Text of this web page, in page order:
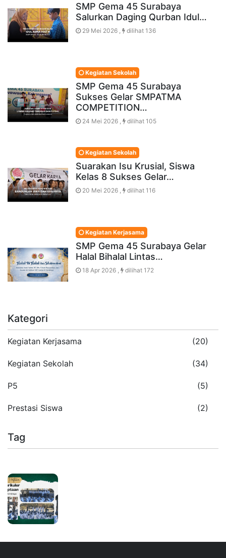
SMP Gema 45 Surabaya
Salurkan Daging Qurban Idul…
29 Mei 2026 , dilihat 136
Kegiatan Sekolah
SMP Gema 45 Surabaya
Sukses Gelar SMPATMA
COMPETITION…
24 Mei 2026 , dilihat 105
Kegiatan Sekolah
Suarakan Isu Krusial, Siswa
Kelas 8 Sukses Gelar…
20 Mei 2026 , dilihat 116
Kegiatan Kerjasama
SMP Gema 45 Surabaya Gelar
Halal Bihalal Lintas…
18 Apr 2026 , dilihat 172
Kategori
Kegiatan Kerjasama (20)
Kegiatan Sekolah (34)
P5 (5)
Prestasi Siswa (2)
Tag